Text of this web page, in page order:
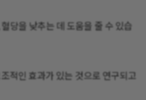
당을 낮추는 데 도움을 줄 수 있습
적인 효과가 있는 것으로 연구되고